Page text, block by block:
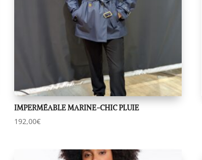
IMPERMÉABLE MARINE-CHIC PLUIE
192,00€